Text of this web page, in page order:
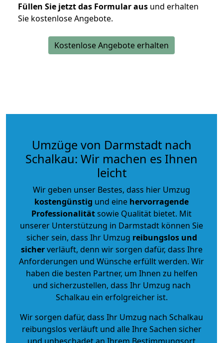
Füllen Sie jetzt das Formular aus und erhalten
Sie kostenlose Angebote.
Kostenlose Angebote erhalten
Umzüge von Darmstadt nach
Schalkau: Wir machen es Ihnen
leicht
Wir geben unser Bestes, dass hier Umzug
kostengünstig und eine hervorragende
Professionalitätsowie Qualität bietet. Mit
unserer Unterstützung in Darmstadt können Sie
sicher sein, dass Ihr Umzug reibungslos und
sicherverläuft, denn wir sorgen dafür, dass Ihre
Anforderungen und Wünsche erfüllt werden. Wir
haben die besten Partner, um Ihnen zu helfen
und sicherzustellen, dass Ihr Umzug nach
Schalkau ein erfolgreicher ist.
Wir sorgen dafür, dass Ihr Umzug nach Schalkau
reibungslos verläuft und alle Ihre Sachen sicher
und unbeschadet an Ihrem Bestimmungsort